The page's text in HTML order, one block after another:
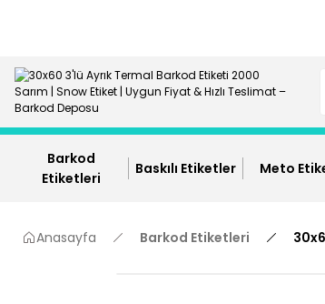
Barkod
Etiketleri
Baskılı Etiketler Meto
Anasayfa Barkod Etiketleri